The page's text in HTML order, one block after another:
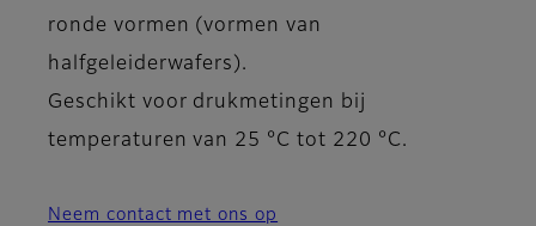
ronde vormen (vormen van
halfgeleiderwafers).
Geschikt voor drukmetingen bij
temperaturen van 25 °C tot 220 °C.
Neem contact met ons op